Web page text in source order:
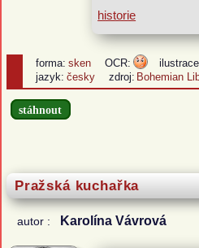
historie
forma: sken OCR:
jazyk: česky zdroj: Bohemian
stáhnout
Pražská kuchařka
autor : Karolína Vávrová